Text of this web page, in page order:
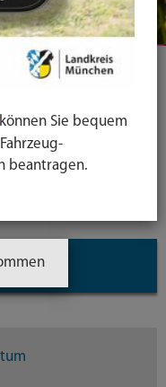
Taste
können Sie bequem
beantragen.